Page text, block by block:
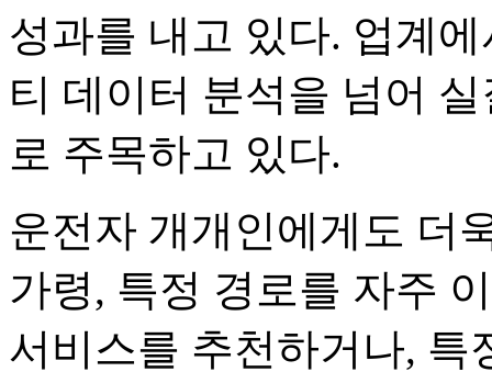
성과를 내고 있다. 업계
티 데이터 분석을 넘어
로 주목하고 있다.
운전자 개개인에게도 더
가령, 특정 경로를 자주
서비스를 추천하거나, 특